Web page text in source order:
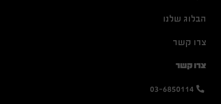
הבלוג שלנו
צרו קשר
צרו קשר
03-6850114